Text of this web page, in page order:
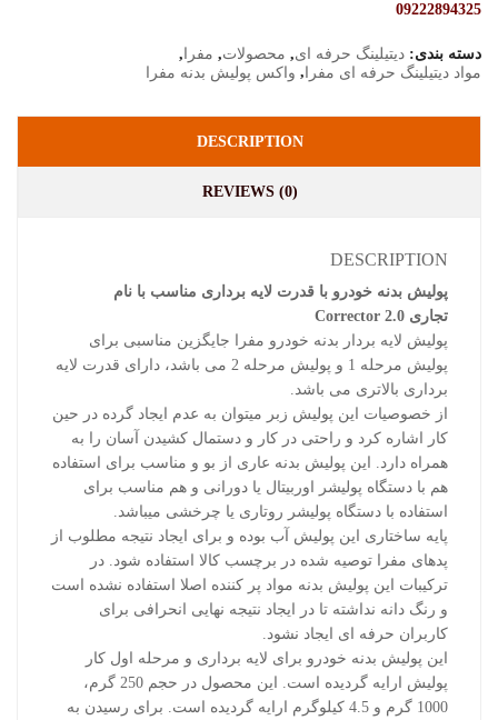
09222894325
دسته بندی: دیتیلینگ حرفه ای, محصولات, مفرا ,
مواد دیتیلینگ حرفه ای مفرا , واکس پولیش بدنه مفرا
DESCRIPTION
REVIEWS (0)
DESCRIPTION
پولیش بدنه خودرو با قدرت لایه برداری مناسب با نام
تجاری Corrector 2.0
پولیش لایه بردار بدنه خودرو مفرا جایگزین مناسبی برای
پولیش مرحله 1 و پولیش مرحله 2 می باشد، دارای قدرت لایه
برداری بالاتری می باشد.
از خصوصیات این پولیش زبر میتوان به عدم ایجاد گرده در حین
کار اشاره کرد و راحتی در کار و دستمال کشیدن آسان را به
همراه دارد. این پولیش بدنه عاری از بو و مناسب برای استفاده
هم با دستگاه پولیشر اوربیتال یا دورانی و هم مناسب برای
استفاده با دستگاه پولیشر روتاری یا چرخشی میباشد.
پایه ساختاری این پولیش آب بوده و برای ایجاد نتیجه مطلوب از
پدهای مفرا توصیه شده در برچسب کالا استفاده شود. در
ترکیبات این پولیش بدنه مواد پر کننده اصلا استفاده نشده است
و رنگ دانه نداشته تا در ایجاد نتیجه نهایی انحرافی برای
کاربران حرفه ای ایجاد نشود.
این پولیش بدنه خودرو برای لایه برداری و مرحله اول کار
پولیش ارایه گردیده است. این محصول در حجم 250 گرم،
1000 گرم و 4.5 کیلوگرم ارایه گردیده است. برای رسیدن به